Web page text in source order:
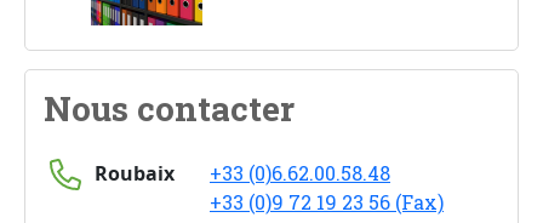
Nous contacter
Roubaix
+33 (0)6.62.00.58.48
+33 (0)9 72 19 23 56 (Fax)